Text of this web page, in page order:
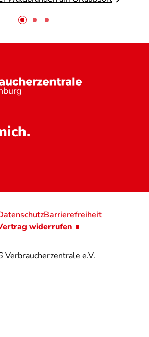
Verbraucherzentrale e.V.
Barrierefreiheit
widerrufen ∎